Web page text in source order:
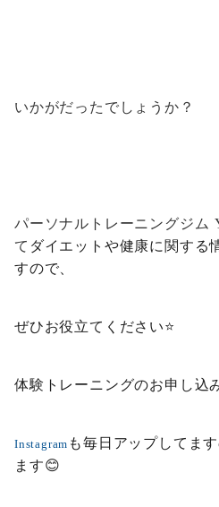
いかがだったでしょうか？
パーソナルトレーニングジム
て ダイエットや健康に関する
すので、
ぜひお役立てください⭐️
体験トレーニングのお申し込
Instagram も毎日アップしてま
ます😊